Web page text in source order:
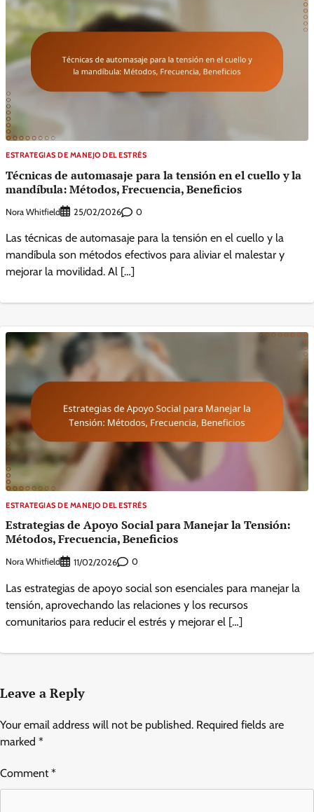
ESTRATEGIAS DE MANEJO DEL ESTRÉS
Técnicas de automasaje para la tensión en el cuello y la
mandíbula: Métodos, Frecuencia, Beneficios
Nora Whitfield 25/02/2026 0
Las técnicas de automasaje para la tensión en el cuello y la
mandíbula son métodos efectivos para aliviar el malestar y
mejorar la movilidad. Al […]
ESTRATEGIAS DE MANEJO DEL ESTRÉS
Estrategias de Apoyo Social para Manejar la Tensión:
Métodos, Frecuencia, Beneficios
Nora Whitfield 11/02/2026 0
Las estrategias de apoyo social son esenciales para manejar la
tensión, aprovechando las relaciones y los recursos
comunitarios para reducir el estrés y mejorar el […]
Leave a Reply
Your email address will not be published. Required fields are
marked *
Comment*